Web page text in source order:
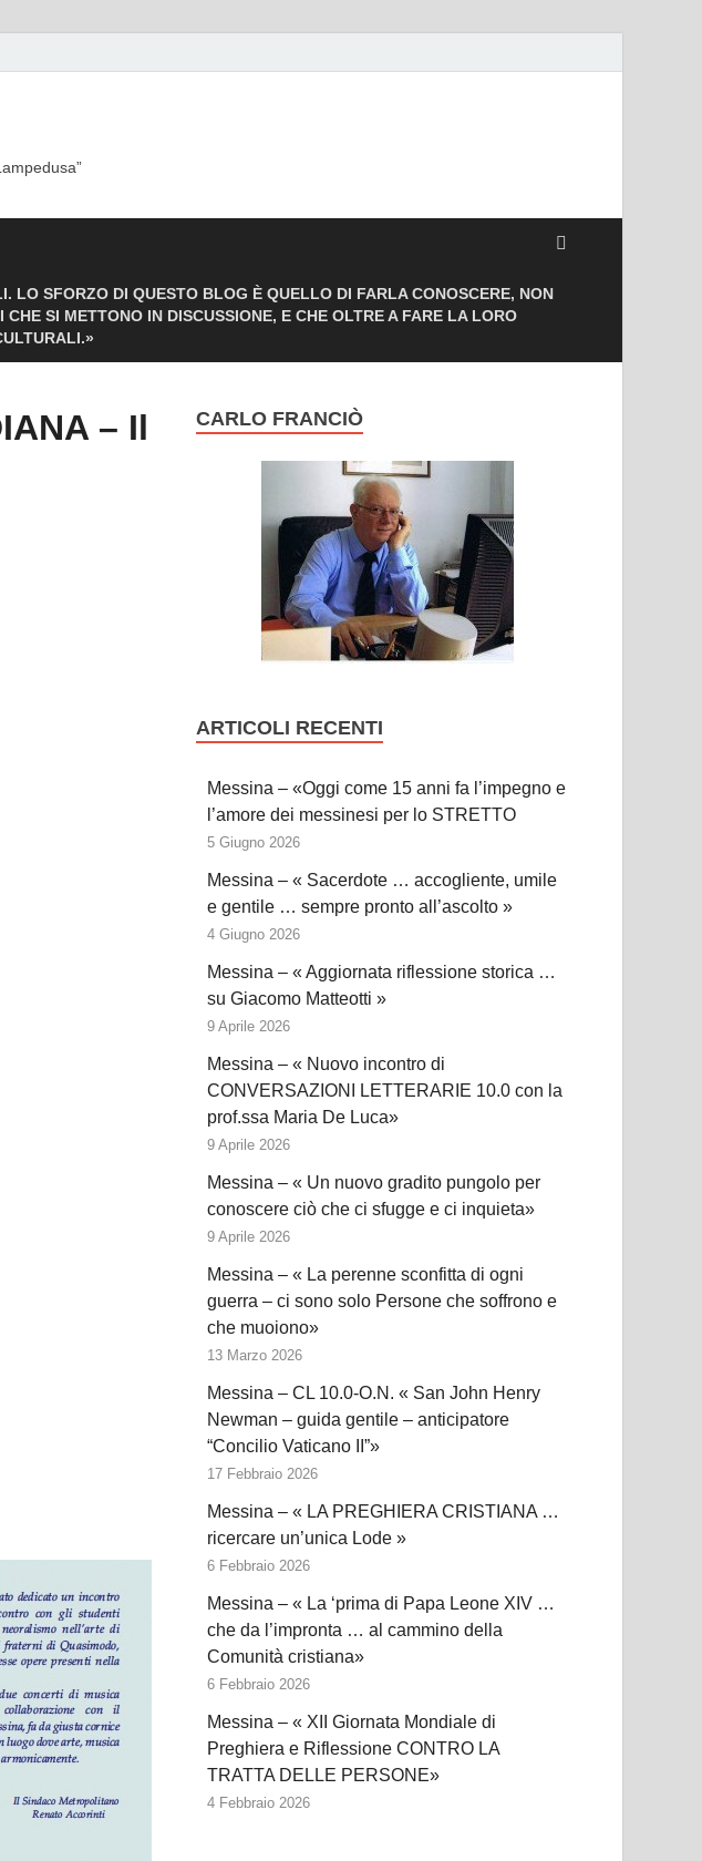
LO SFORZO DI QUESTO BLOG È QUELLO DI FARLA CONOSCERE, NON
SI METTONO IN DISCUSSIONE, E CHE OLTRE A FARE LA LORO
– Il
CARLO FRANCIÒ
ARTICOLI RECENTI
Messina – «Oggi come 15 anni fa l’impegno e
l’amore dei messinesi per lo STRETTO
5 Giugno 2026
Messina – « Sacerdote … accogliente, umile
e gentile … sempre pronto all’ascolto »
4 Giugno 2026
Messina – « Aggiornata riflessione storica …
su Giacomo Matteotti »
9 Aprile 2026
Messina – « Nuovo incontro di
CONVERSAZIONI LETTERARIE 10.0 con la
prof.ssa Maria De Luca»
9 Aprile 2026
Messina – « Un nuovo gradito pungolo per
conoscere ciò che ci sfugge e ci inquieta»
9 Aprile 2026
Messina – « La perenne sconfitta di ogni
guerra – ci sono solo Persone che soffrono e
che muoiono»
13 Marzo 2026
Messina – CL 10.0-O.N. « San John Henry
Newman – guida gentile – anticipatore
“Concilio Vaticano II”»
17 Febbraio 2026
Messina – « LA PREGHIERA CRISTIANA …
ricercare un’unica Lode »
6 Febbraio 2026
Messina – « La ‘prima di Papa Leone XIV …
che da l’impronta … al cammino della
Comunità cristiana»
6 Febbraio 2026
Messina – « XII Giornata Mondiale di
Preghiera e Riflessione CONTRO LA
TRATTA DELLE PERSONE»
4 Febbraio 2026